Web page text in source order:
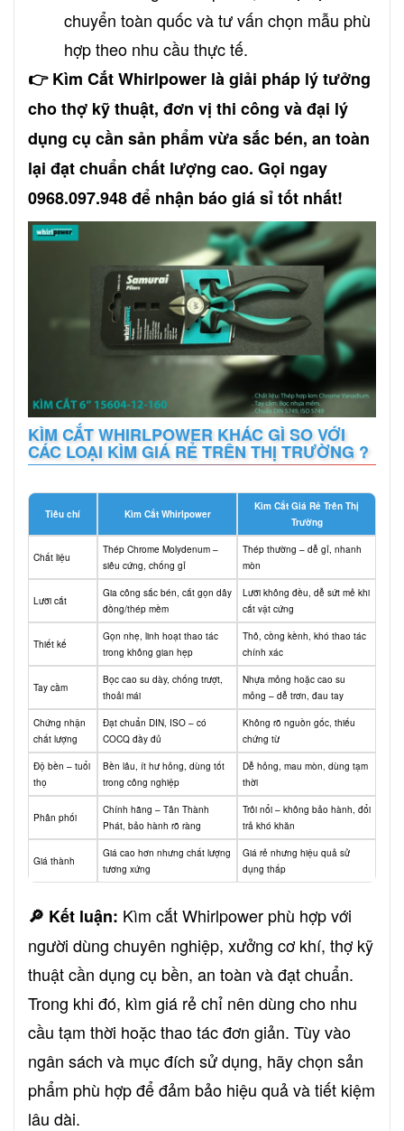
chuyển toàn quốc và tư vấn chọn mẫu phù
hợp theo nhu cầu thực tế.
👉 Kìm Cắt Whirlpower là giải pháp lý tưởng
cho thợ kỹ thuật, đơn vị thi công và đại lý
dụng cụ cần sản phẩm vừa sắc bén, an toàn
lại đạt chuẩn chất lượng cao. Gọi ngay
0968.097.948 để nhận báo giá sỉ tốt nhất!
KÌM CẮT WHIRLPOWER KHÁC GÌ SO VỚI
CÁC LOẠI KÌM GIÁ RẺ TRÊN THỊ TRƯỜNG ?
Tiêu chí Kìm Cắt Whirlpower
Kìm Cắt Giá Rẻ Trên Thị
Trường
Chất liệu
Thép Chrome Molydenum –
siêu cứng, chống gỉ
Thép thường – dễ gỉ, nhanh
mòn
Lưỡi cắt
Gia công sắc bén, cắt gọn dây
đồng/thép mềm
Lưỡi không đều, dễ sứt mẻ khi
cắt vật cứng
Thiết kế
Gọn nhẹ, linh hoạt thao tác
trong không gian hẹp
Thô, cồng kềnh, khó thao tác
chính xác
Tay cầm
Bọc cao su dày, chống trượt,
thoải mái
Nhựa mỏng hoặc cao su
mỏng – dễ trơn, đau tay
Chứng nhận
chất lượng
Đạt chuẩn DIN, ISO – có
COCQ đầy đủ
Không rõ nguồn gốc, thiếu
chứng từ
Độ bền – tuổi
thọ
Bền lâu, ít hư hỏng, dùng tốt
trong công nghiệp
Dễ hỏng, mau mòn, dùng tạm
thời
Phân phối
Chính hãng – Tân Thành
Phát, bảo hành rõ ràng
Trôi nổi – không bảo hành, đổi
trả khó khăn
Giá thành
Giá cao hơn nhưng chất lượng
tương xứng
Giá rẻ nhưng hiệu quả sử
dụng thấp
🔎 Kết luận: Kìm cắt Whirlpower phù hợp với
người dùng chuyên nghiệp, xưởng cơ khí, thợ kỹ
thuật cần dụng cụ bền, an toàn và đạt chuẩn.
Trong khi đó, kìm giá rẻ chỉ nên dùng cho nhu
cầu tạm thời hoặc thao tác đơn giản. Tùy vào
ngân sách và mục đích sử dụng, hãy chọn sản
phẩm phù hợp để đảm bảo hiệu quả và tiết kiệm
lâu dài.